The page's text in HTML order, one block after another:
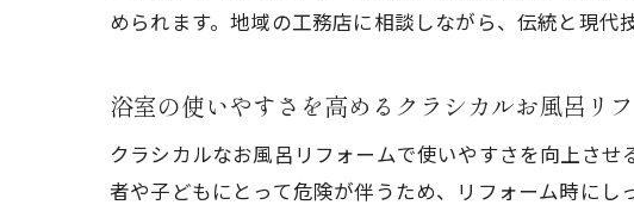
助成金活用
助成金
お風呂
クラシ
められます。地域の工務店に相談しながら、伝統と現代
浴室の使いやすさを高めるクラシカルお風呂リ
クラシカルなお風呂リフォームで使いやすさを向上さ
者や子どもにとって危険が伴うため、リフォーム時にし